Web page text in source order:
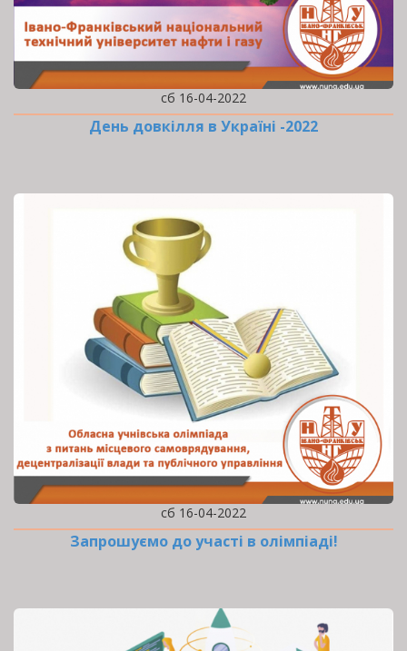
сб 16-04-2022
День довкілля в Україні -2022
сб 16-04-2022
Запрошуємо до участі в олімпіаді!